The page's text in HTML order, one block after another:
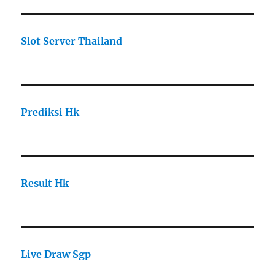
Slot Server Thailand
Prediksi Hk
Result Hk
Live Draw Sgp